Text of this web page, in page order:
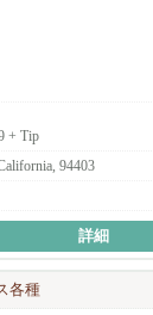
+ Tip
94403
詳細
各種